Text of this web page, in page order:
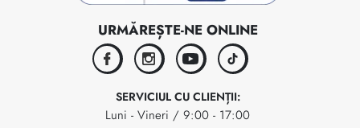
URMĂREȘTE-NE ONLINE
facebookinstagramyoutubetiktok
SERVICIUL CU CLIENȚII:
Luni - Vineri / 9:00 - 17:00